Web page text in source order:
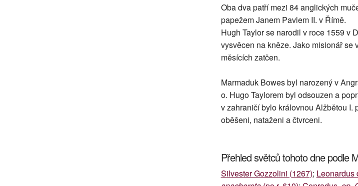
Oba dva patří mezi 84 anglických
papežem Janem Pavlem II. v Římě.
Hugh Taylor se narodil v roce 1559 v
vysvěcen na kněze. Jako misionář
měsících zatčen.
Marmaduk Bowes byl narozený v
o. Hugo Taylorem byl odsouzen a
v zahraničí bylo královnou Alžbětou I.
oběšeni, nataženi a čtvrceni.
Přehled světců tohoto dne podle
Silvester Gozzolini (1267); Leonardus